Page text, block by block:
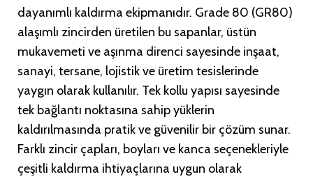
dayanımlı kaldırma ekipmanıdır. Grade 80 (GR80)
alaşımlı zincirden üretilen bu sapanlar, üstün
mukavemeti ve aşınma direnci sayesinde inşaat,
sanayi, tersane, lojistik ve üretim tesislerinde
yaygın olarak kullanılır. Tek kollu yapısı sayesinde
tek bağlantı noktasına sahip yüklerin
kaldırılmasında pratik ve güvenilir bir çözüm sunar.
Farklı zincir çapları, boyları ve kanca seçenekleriyle
çeşitli kaldırma ihtiyaçlarına uygun olarak